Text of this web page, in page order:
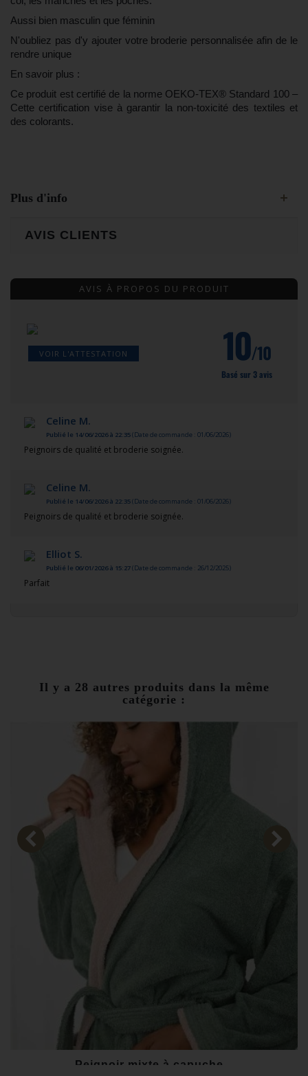
Aussi bien masculin que féminin
N'oubliez pas d'y ajouter votre broderie personnalisée afin de le
rendre unique
En savoir plus :
Ce produit est certifié de la norme OEKO-TEX® Standard 100 –
Cette certification vise à garantir la non-toxicité des textiles et
des colorants.
Plus d'info
AVIS CLIENTS
AVIS À PROPOS DU PRODUIT
VOIR L'ATTESTATION 10/10
Basé sur 3 avis
Celine M.
Publié le 14/06/2026 à 22:35(Date de commande : 01/06/2026)
Peignoirs de qualité et broderie soignée.
Celine M.
Publié le 14/06/2026 à 22:35(Date de commande : 01/06/2026)
Peignoirs de qualité et broderie soignée.
Elliot S.
Publié le 06/01/2026 à 15:27(Date de commande : 26/12/2025)
Parfait
Il y a 28 autres produits dans la même
catégorie :
Peignoir mixte à capuche...